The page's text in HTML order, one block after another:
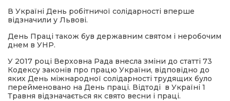
В Україні День робітничої солідарності вперше
відзначили у Львові.
День Праці також був державним святом і неробочим
днем в УНР.
У 2017 році Верховна Рада внесла зміни до статті 73
Кодексу законів про працю України, відповідно до
яких День міжнародної солідарності трудящих було
перейменовано на День праці. Відтоді в Україні 1
Травня відзначається як свято весни і праці.